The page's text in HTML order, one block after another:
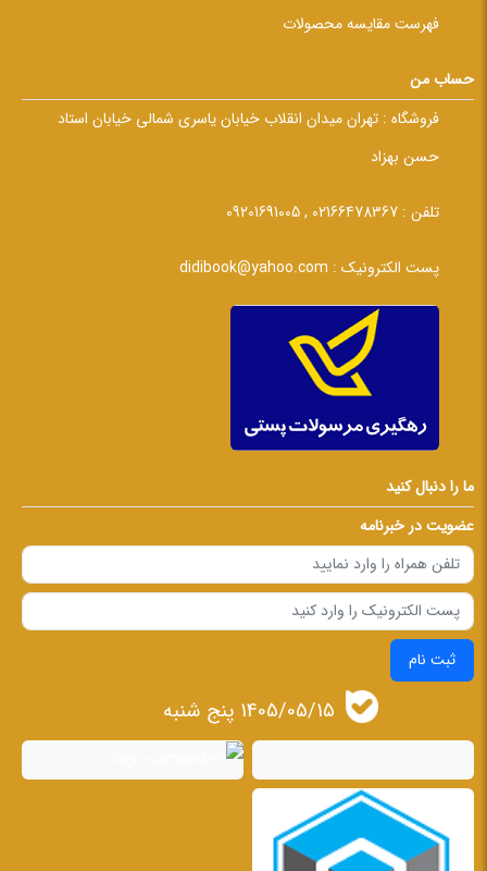
فهرست مقایسه محصولات
حساب من
فروشگاه : تهران میدان انقلاب خیابان یاسری شمالی خیابان استاد
حسن بهزاد
تلفن : 02166478367 , 09201691005
پست الکترونیک : didibook@yahoo.com
ما را دنبال کنید
عضویت در خبرنامه
ثبت نام
1405/05/15 پنج شنبه